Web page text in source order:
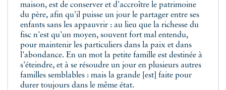
maison, est de conserver et d'accroître le patrimoine
du père, afin qu'il puisse un jour le partager entre ses
enfants sans les appauvrir : au lieu que la richesse du
fisc n'est qu'un moyen, souvent fort mal entendu,
pour maintenir les particuliers dans la paix et dans
l'abondance. En un mot la petite famille est destinée à
s'éteindre, et à se résoudre un jour en plusieurs autres
familles semblables : mais la grande [est] faite pour
durer toujours dans le même état.